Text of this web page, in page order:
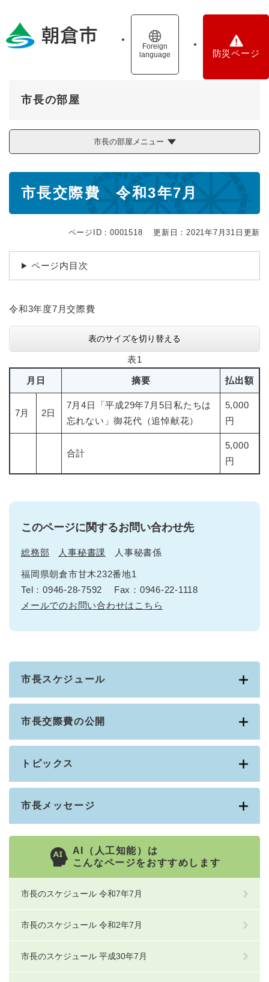
の
Foreign
language
防災ページ
市長の部屋
市長の部屋メニュー
市長交際費 令和3年7月
ページID：0001518 更新日：2021年7月31日更新
ページ内目次
令和3年度7月交際費
表のサイズを切り替える
表1
月日 摘要 払出額
7月 2日
7月4日「平成29年7月5日私たちは
忘れない」御花代（追悼献花）
5,000
円
合計
5,000
円
このページに関するお問い合わせ先
総務部 人事秘書課 人事秘書係
福岡県朝倉市甘木232番地1
Tel：0946-28-7592
Fax：0946-22-1118
メールでのお問い合わせはこちら
市長スケジュール
市長交際費の公開
トピックス
市長メッセージ
AI（人工知能）は
こんなページをおすすめします
市長のスケジュール 令和7年7月
市長のスケジュール 令和2年7月
市長のスケジュール 平成30年7月